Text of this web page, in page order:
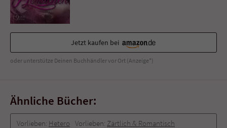
Jetzt kaufen bei
oder unterstütze Deinen Buchhändler vor Ort (Anzeige*)
Ähnliche Bücher:
Vorlieben: Hetero Vorlieben: Zärtlich & Romantisch